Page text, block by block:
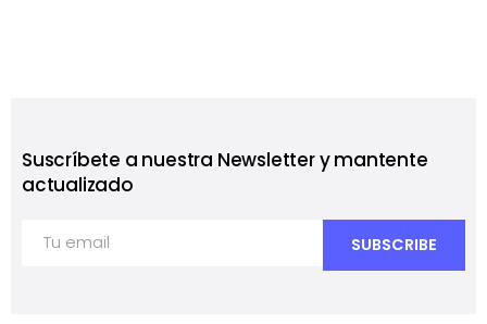
Suscríbete a nuestra Newsletter y mantente
actualizado